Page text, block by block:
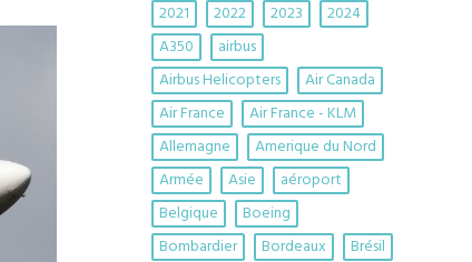
2021
2022 2023
2024
A350
airbus
Airbus Helicopters
Air Canada
Air France
Air France - KLM
Allemagne
Amerique du Nord
Armée
Asie
aéroport
Belgique
Boeing
Bombardier
Bordeaux
Brésil